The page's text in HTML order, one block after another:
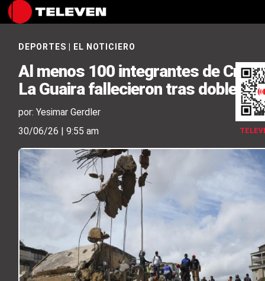
DEPORTES EL NOTICIERO
Al menos 100 integrantes de
La Guaira fallecieron tras doblete
por: Yesimar Gerdler
30/06/26 | 9:55 am